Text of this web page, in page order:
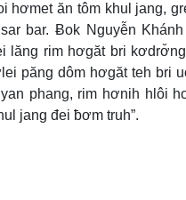
hơmet ăn tôm khul jang,
bar. Ƀok Nguyễn
lăng rim hơgăt bri
păng dôm hơgăt teh
phang, rim hơnih hlôi
jang đei ƀơm truh”.